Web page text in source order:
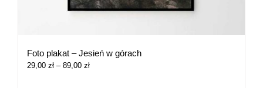
Foto plakat – Jesień w górach
29,00 zł – 89,00 złZakres